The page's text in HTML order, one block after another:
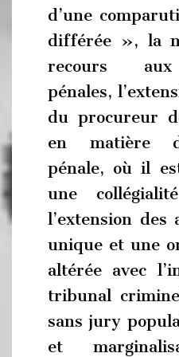
d’une
différée », la
recours aux
pénales,
du procureur
en matière
pénale, où il
une
l’extension des
unique et une
altérée avec
tribunal
sans jury
et